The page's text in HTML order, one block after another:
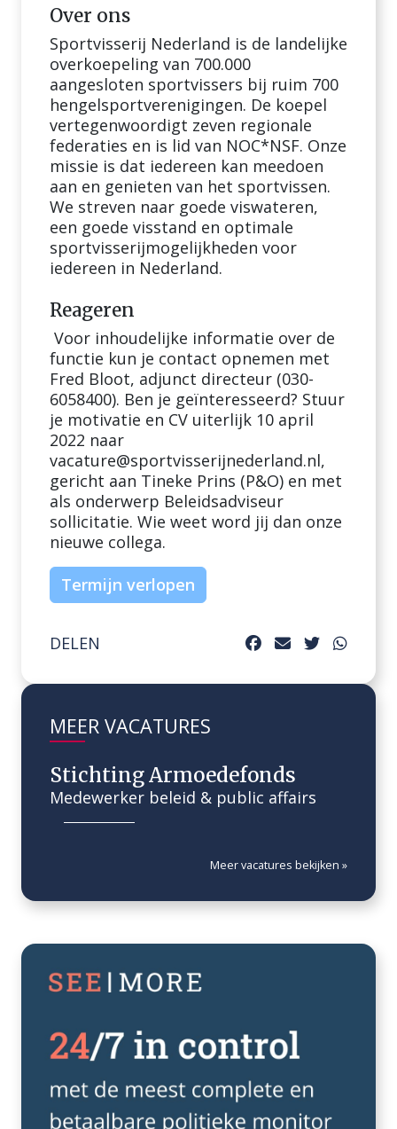
Over ons
Sportvisserij Nederland is de landelijke
overkoepeling van 700.000
aangesloten sportvissers bij ruim 700
hengelsportverenigingen. De koepel
vertegenwoordigt zeven regionale
federaties en is lid van NOC*NSF. Onze
missie is dat iedereen kan meedoen
aan en genieten van het sportvissen.
We streven naar goede viswateren,
een goede visstand en optimale
sportvisserijmogelijkheden voor
iedereen in Nederland.
Reageren
Voor inhoudelijke informatie over de
functie kun je contact opnemen met
Fred Bloot, adjunct directeur (030-
6058400). Ben je geïnteresseerd? Stuur
je motivatie en CV uiterlijk 10 april
2022 naar
vacature@sportvisserijnederland.nl,
gericht aan Tineke Prins (P&O) en met
als onderwerp Beleidsadviseur
sollicitatie. Wie weet word jij dan onze
nieuwe collega.
Termijn verlopen
DELEN
MEER VACATURES
Stichting Armoedefonds
Medewerker beleid & public affairs
Meer vacatures bekijken »